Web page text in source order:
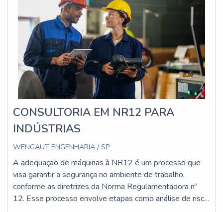
CONSULTORIA EM NR12 PARA
INDÚSTRIAS
WENGAUT ENGENHARIA / SP
A adequação de máquinas à NR12 é um processo que
visa garantir a segurança no ambiente de trabalho,
conforme as diretrizes da Norma Regulamentadora nº
12. Esse processo envolve etapas como análise de risco,